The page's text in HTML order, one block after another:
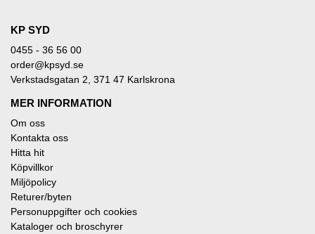
KP SYD
0455 - 36 56 00
order@kpsyd.se
Verkstadsgatan 2, 371 47 Karlskrona
MER INFORMATION
Om oss
Kontakta oss
Hitta hit
Köpvillkor
Miljöpolicy
Returer/byten
Personuppgifter och cookies
Kataloger och broschyrer